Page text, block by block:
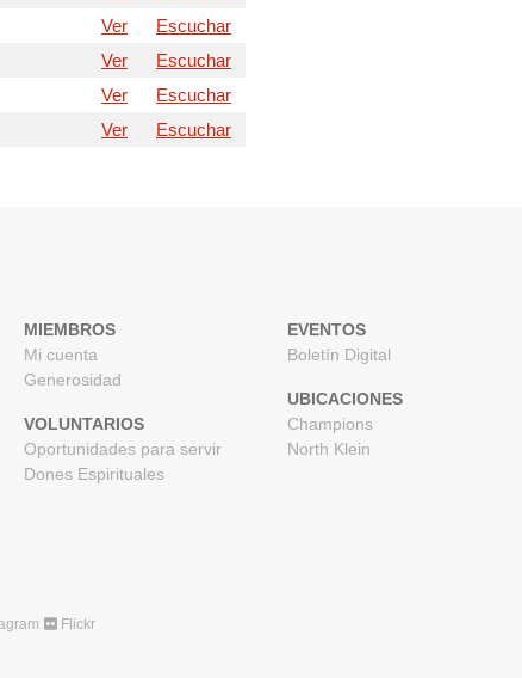
Ver
Escuchar
Ver
Escuchar
Ver
Escuchar
Ver Escuchar
MIEMBROS
Mi cuenta
Generosidad
VOLUNTARIOS
Oportunidades para servir
Dones Espirituales
EVENTOS
Boletín Digital
UBICACIONES
Champions
North Klein
Flickr